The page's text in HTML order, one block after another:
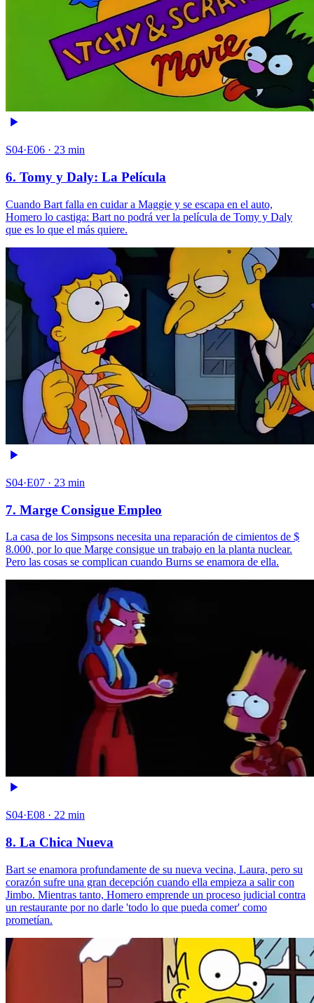
S04·E06 · 23 min
6. Tomy y Daly: La Película
Cuando Bart falla en cuidar a Maggie y se escapa en el auto,
Homero lo castiga: Bart no podrá ver la película de Tomy y Daly
que es lo que el más quiere.
S04·E07 · 23 min
7. Marge Consigue Empleo
La casa de los Simpsons necesita una reparación de cimientos de $
8.000, por lo que Marge consigue un trabajo en la planta nuclear.
Pero las cosas se complican cuando Burns se enamora de ella.
S04·E08 · 22 min
8. La Chica Nueva
Bart se enamora profundamente de su nueva vecina, Laura, pero su
corazón sufre una gran decepción cuando ella empieza a salir con
Jimbo. Mientras tanto, Homero emprende un proceso judicial contra
un restaurante por no darle 'todo lo que pueda comer' como
prometían.